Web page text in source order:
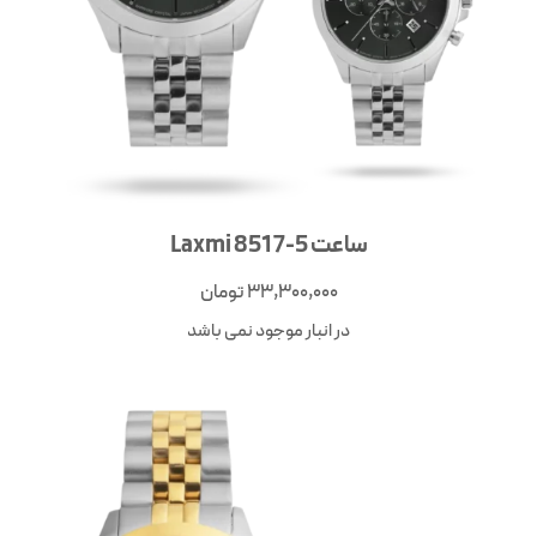
ساعت Laxmi 8517-5
33,300,000تومان
در انبار موجود نمی باشد